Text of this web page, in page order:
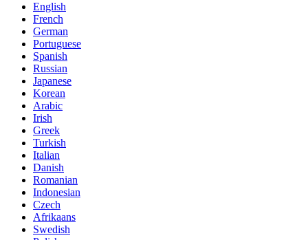
English
French
German
Portuguese
Spanish
Russian
Japanese
Korean
Arabic
Irish
Greek
Turkish
Italian
Danish
Romanian
Indonesian
Czech
Afrikaans
Swedish